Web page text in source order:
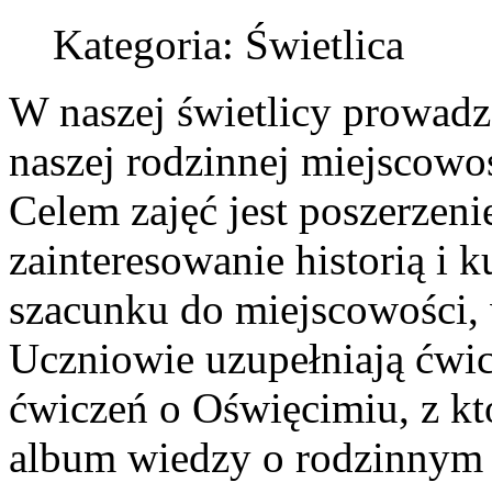
Kategoria: Świetlica
W naszej świetlicy
naszej rodzinnej
Celem zajęć jest
zainteresowanie historią i
szacunku do
Uczniowie uzupełniają
ćwiczeń o Oświęcimiu, z
album wiedzy o rodzinnym